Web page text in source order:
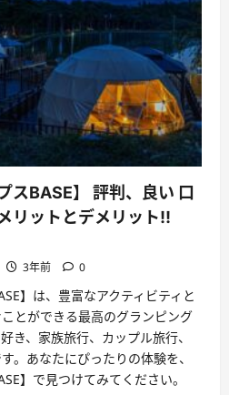
スBASE】 評判、良い 口
リットとデメリット!!
3年前 0
】は、豊富なアクティビティと
とができる最高のグランピング
き、家族旅行、カップル旅行、
。あなたにぴったりの体験を、
】で見つけてみてください。